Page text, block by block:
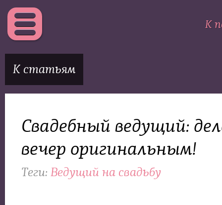
К
К статьям
Свадебный ведущий:
вечер оригинальным!
Теги: Ведущий на свадьбу